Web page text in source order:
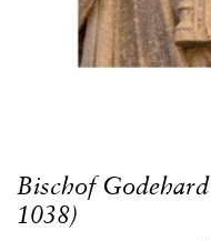
Bischof
1038)